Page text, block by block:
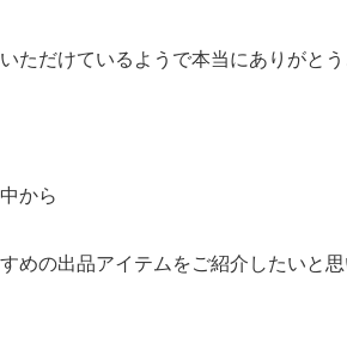
ただけているようで本当にありがとう
から
めの出品アイテムをご紹介したいと思